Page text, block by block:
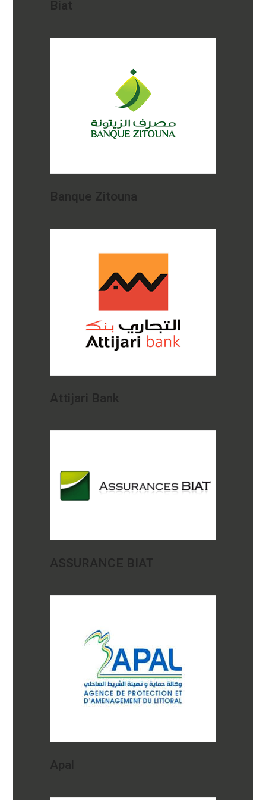
Biat
Banque Zitouna
Attijari Bank
ASSURANCE BIAT
Apal